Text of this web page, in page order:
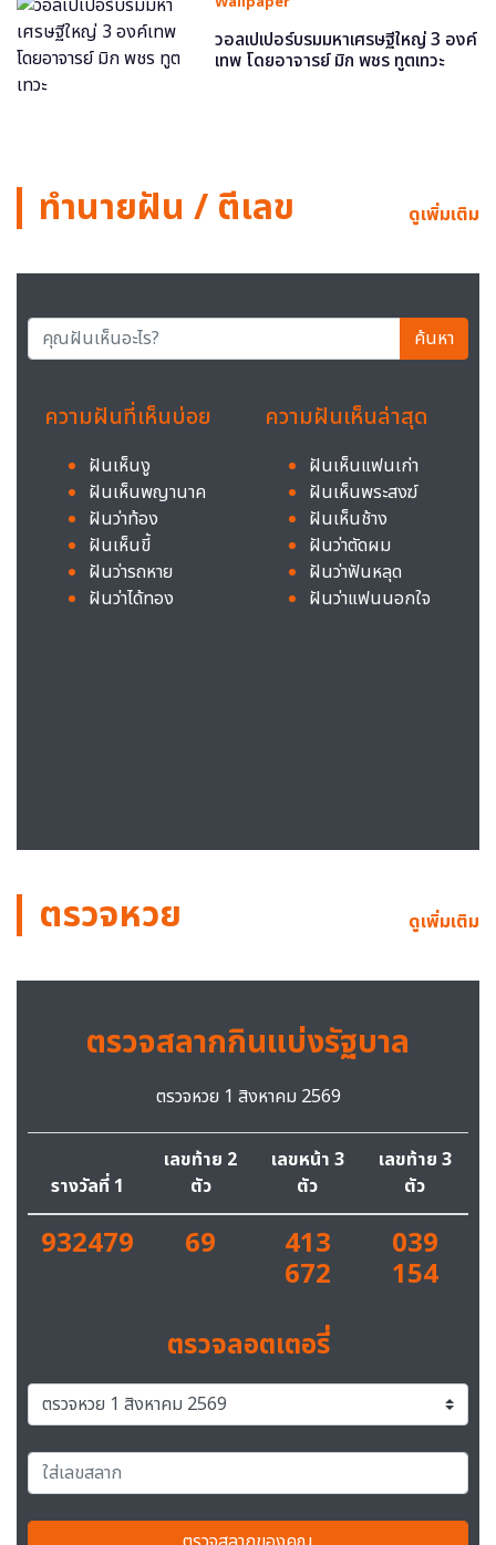
วอลเปเปอร์บรมมหาเศรษฐีใหญ่ 3 องค์
เทพ โดยอาจารย์ มิก พชร ทูตเทวะ
ทำนายฝัน / ตีเลข ดูเพิ่มเติม
ค้นหา
ความฝันที่เห็นบ่อย
ฝันเห็นงู
ฝันเห็นพญานาค
ฝันว่าท้อง
ฝันเห็นขี้
ฝันว่ารถหาย
ฝันว่าได้ทอง
ความฝันเห็นล่าสุด
ฝันเห็นแฟนเก่า
ฝันเห็นพระสงฆ์
ฝันเห็นช้าง
ฝันว่าตัดผม
ฝันว่าฟันหลุด
ฝันว่าแฟนนอกใจ
ตรวจหวย ดูเพิ่มเติม
ตรวจสลากกินแบ่งรัฐบาล
ตรวจหวย 1 สิงหาคม 2569
รางวัลที่ 1
เลขท้าย 2
ตัว
เลขหน้า 3
ตัว
เลขท้าย 3
ตัว
932479 69 413
672
039
154
ตรวจลอตเตอรี่